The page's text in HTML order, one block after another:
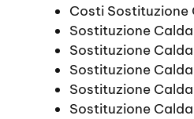
Costi Sostituzione
Sostituzione
Sostituzione
Sostituzione
Sostituzione
Sostituzione